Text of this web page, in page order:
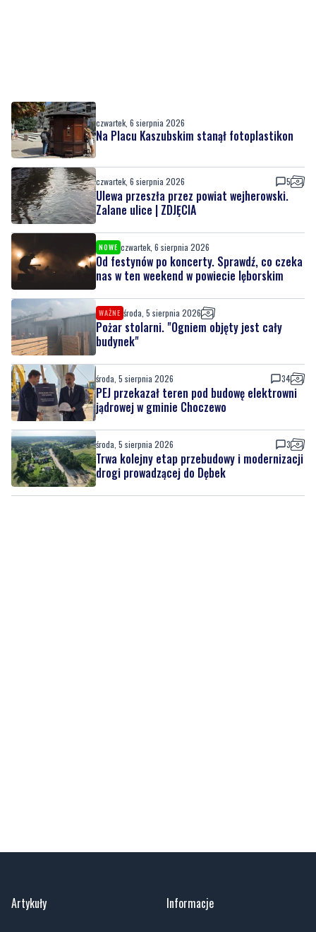
czwartek, 6 sierpnia 2026
Na Placu Kaszubskim stanął fotoplastikon
czwartek, 6 sierpnia 2026 5
Ulewa przeszła przez powiat wejherowski.
Zalane ulice | ZDJĘCIA
NOWE czwartek, 6 sierpnia 2026
Od festynów po koncerty. Sprawdź, co czeka
nas w ten weekend w powiecie lęborskim
WAŻNE środa, 5 sierpnia 2026
Pożar stolarni. "Ogniem objęty jest cały
budynek"
środa, 5 sierpnia 2026 34
PEJ przekazał teren pod budowę elektrowni
jądrowej w gminie Choczewo
środa, 5 sierpnia 2026 3
Trwa kolejny etap przebudowy i modernizacji
drogi prowadzącej do Dębek
Artykuły Informacje